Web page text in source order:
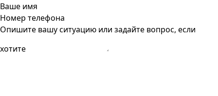
Ваше имя
Номер телефона
Опишите вашу ситуацию или задайте вопрос, если
хотите